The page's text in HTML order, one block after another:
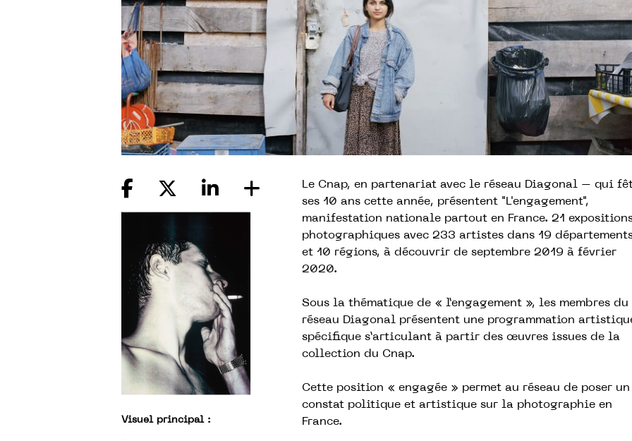
Visuel principal :
Le Cnap, en partenariat avec le réseau Diagonal – qui
ses 10 ans cette année, présentent "L'engagement",
manifestation nationale partout en France. 21
photographiques avec 233 artistes dans 19
et 10 régions, à découvrir de septembre 2019 à février
2020.
Sous la thématique de « l’engagement », les membres du
réseau Diagonal présentent une programmation
spécifique s’articulant à partir des œuvres issues de la
collection du Cnap.
Cette position « engagée » permet au réseau de poser un
constat politique et artistique sur la photographie en
France.